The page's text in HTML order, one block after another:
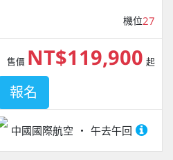
機位27
中國國際航空 午去午回
售價 NT$119,900 起
報名